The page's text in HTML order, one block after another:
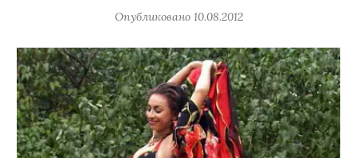
Опубликовано 10.08.2012